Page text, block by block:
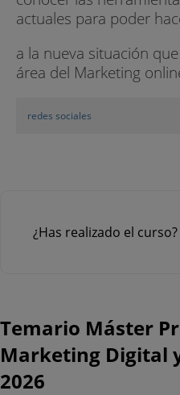
actuales para poder
a la nueva situación
área del Marketing
redes sociales
¿Has realizado el curso?
Temario Máster
Marketing Digital
2026